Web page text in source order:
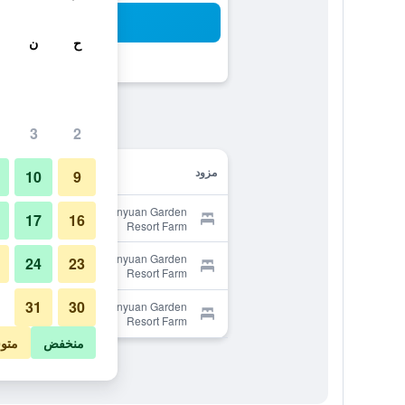
مزود
Provider for Nanyuan Garden
Resort Farm
Provider for Nanyuan Garden
Resort Farm
Provider for Nanyuan Garden
Resort Farm
ح ن
2
3
9
10
16
17
23
24
30
31
منخفض